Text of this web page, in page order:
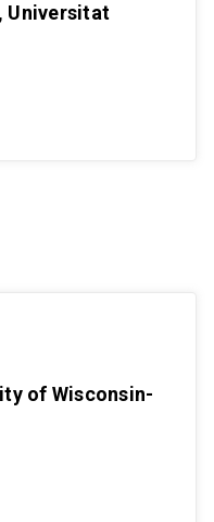
Universitat
of Wisconsin-